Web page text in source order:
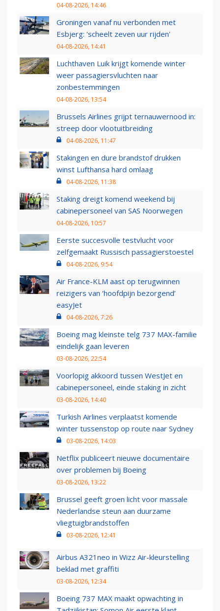
04-08-2026, 14:46
Groningen vanaf nu verbonden met
Esbjerg: 'scheelt zeven uur rijden'
04-08-2026, 14:41
Luchthaven Luik krijgt komende winter
weer passagiersvluchten naar
zonbestemmingen
04-08-2026, 13:54
Brussels Airlines grijpt ternauwernood in:
streep door vlootuitbreiding
04-08-2026, 11:47
Stakingen en dure brandstof drukken
winst Lufthansa hard omlaag
04-08-2026, 11:38
Staking dreigt komend weekend bij
cabinepersoneel van SAS Noorwegen
04-08-2026, 10:57
Eerste succesvolle testvlucht voor
zelfgemaakt Russisch passagierstoestel
04-08-2026, 9:54
Air France-KLM aast op terugwinnen
reizigers van ‘hoofdpijn bezorgend’
easyJet
04-08-2026, 7:26
Boeing mag kleinste telg 737 MAX-familie
eindelijk gaan leveren
03-08-2026, 22:54
Voorlopig akkoord tussen WestJet en
cabinepersoneel, einde staking in zicht
03-08-2026, 14:40
Turkish Airlines verplaatst komende
winter tussenstop op route naar Sydney
03-08-2026, 14:03
Netflix publiceert nieuwe documentaire
over problemen bij Boeing
03-08-2026, 13:22
Brussel geeft groen licht voor massale
Nederlandse steun aan duurzame
vliegtuigbrandstoffen
03-08-2026, 12:41
Airbus A321neo in Wizz Air-kleurstelling
beklad met graffiti
03-08-2026, 12:34
Boeing 737 MAX maakt opwachting in